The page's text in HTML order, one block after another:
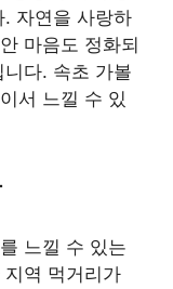
자연을 사랑하
마음도 정화되
다. 속초 가볼
서 느낄 수 있
느낄 수 있는
역 먹거리가